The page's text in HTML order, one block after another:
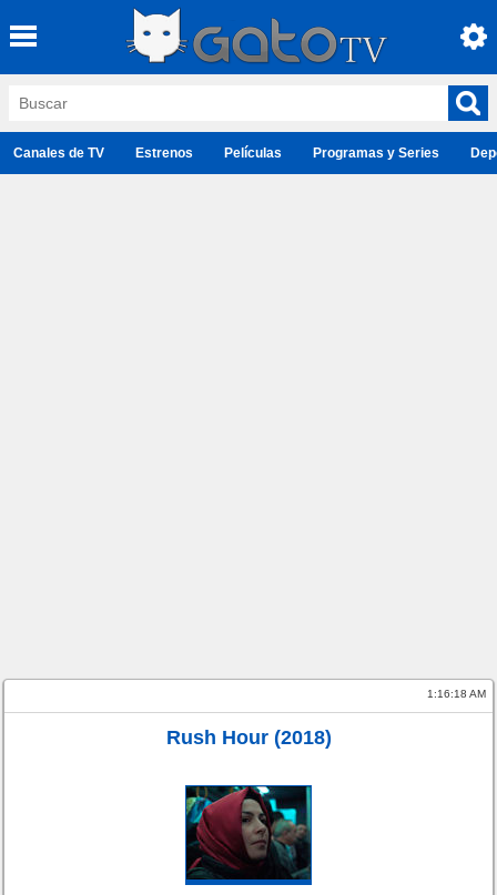
Canales de TV Estrenos Películas Programas y Series
1:16:18 AM
Rush Hour (2018)